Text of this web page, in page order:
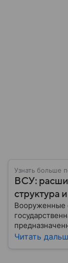
Узнать больше
ВСУ:
структура
военным
Читать